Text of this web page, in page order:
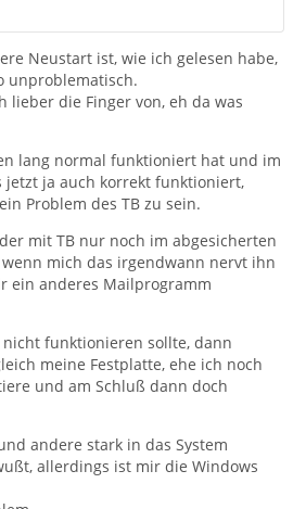
Neustart ist, wie ich gelesen habe,
unproblematisch.
lieber die Finger von, eh da was
lang normal funktioniert hat und im
jetzt ja auch korrekt funktioniert,
Problem des TB zu sein.
mit TB nur noch im abgesicherten
mich das irgendwann nervt ihn
ein anderes Mailprogramm
funktionieren sollte, dann
meine Festplatte, ehe ich noch
und am Schluß dann doch
andere stark in das System
allerdings ist mir die Windows